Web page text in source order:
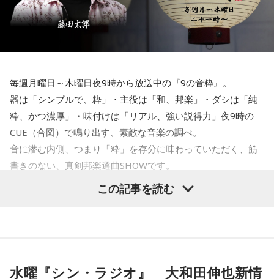
最新の放送を聴く
毎週月曜日～木曜日夜9時から放送中の『9の音粋』。
器は「シンプルで、粋」・主役は「和、邦楽」・ダシは「純
粋、かつ濃厚」・味付けは「リアル、強い説得力」夜9時の
CUE（合図）で鳴り出す、素敵な音楽の調べ。
音に潜む内側、つまり「粋」を存分に味わっていただく、筋
書きのない、真剣邦楽選曲SHOWです。
水曜『9の音粋』DJはイントロマエストロ・藤田太郎です。
音楽系YouTube「てけしゅん音楽情報」に出演中の音楽批評
この記事を読む
水曜『シン・ラジオ』 大和田伸也新情